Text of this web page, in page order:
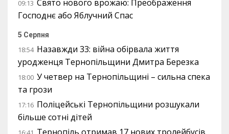
09:13 Свято нового врожаю: Преображення
Господнє або Яблучний Спас
5 Серпня
18:54 Назавжди 33: війна обірвала життя
уродженця Тернопільщини Дмитра Березка
18:00 У четвер на Тернопільщині – сильна спека
та грози
17:16 Поліцейські Тернопільщини розшукали
більше сотні дітей